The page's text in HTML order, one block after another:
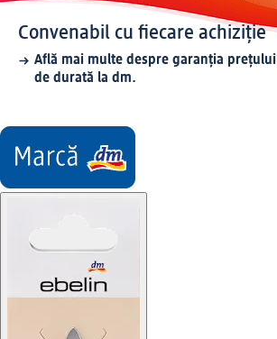
Convenabil cu fiecare achiziție
Află mai multe despre garanția prețului
de durată la dm.